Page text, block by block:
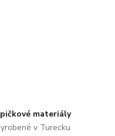
materiály
v Turecku